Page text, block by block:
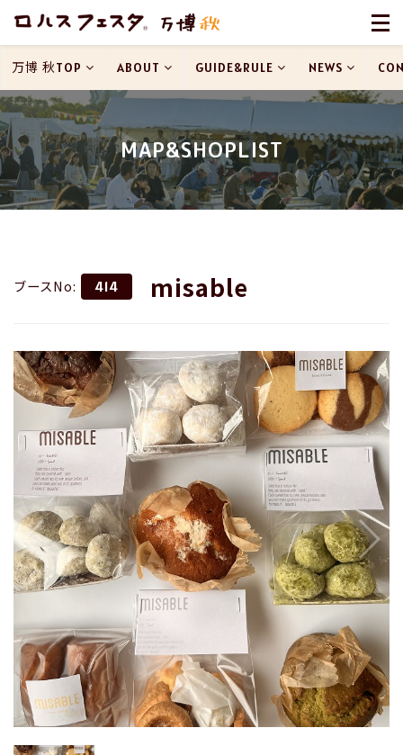
MAP&SHOPLIST
万博 秋TOP ABOUT GUIDE&RULE NEWS
ブースNo: 414 misable